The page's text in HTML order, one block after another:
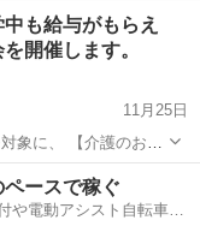
も給与がもらえ
開催します。
11月25日
象に、 【介護のおし
料で取得してみませ
象
ースで稼ぐ
や電動アシスト自転車で